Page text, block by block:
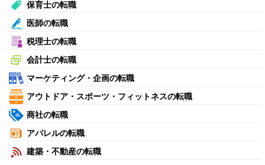
保育士の転職
医師の転職
税理士の転職
会計士の転職
マーケティング・企画の転職
アウトドア・スポーツ・フィットネスの転職
商社の転職
アパレルの転職
建築・不動産の転職